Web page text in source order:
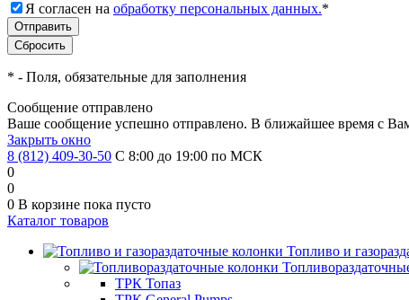
Я согласен на обработку персональных данных.*
* - Поля, обязательные для заполнения
Сообщение отправлено
Ваше сообщение успешно отправлено. В ближайшее время с
Закрыть окно
8 (812) 409-30-50 С 8:00 до 19:00 по МСК
0
0
0 В корзине пока пусто
Каталог товаров
Топливо и
ТРК Топаз